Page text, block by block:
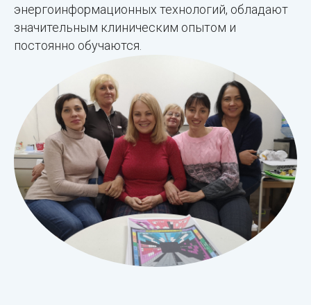
энергоинформационных технологий, обладают
значительным клиническим опытом и
постоянно обучаются.